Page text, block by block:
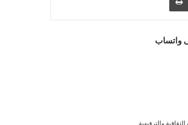
واتساب
والترفيهية.